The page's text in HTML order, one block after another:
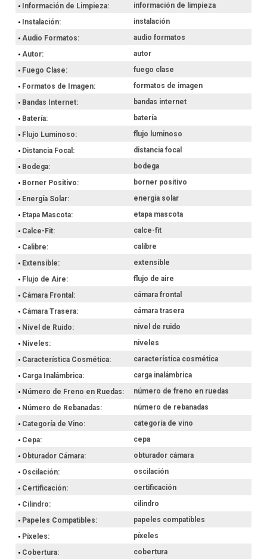
Información de Limpieza
información de limpieza
Instalación
instalación
Audio Formatos
audio formatos
Autor
autor
Fuego Clase
fuego clase
Formatos de Imagen
formatos de imagen
Bandas Internet
bandas internet
Batería
batería
Flujo Luminoso
flujo luminoso
Distancia Focal
distancia focal
Bodega
bodega
Borner Positivo
borner positivo
Energía Solar
energía solar
Etapa Mascota
etapa mascota
Calce-Fit
calce-fit
Calibre
calibre
Extensible
extensible
Flujo de Aire
flujo de aire
Cámara Frontal
cámara frontal
Cámara Trasera
cámara trasera
Nivel de Ruido
nivel de ruido
Niveles
niveles
Característica Cosmética
característica cosmética
Carga Inalámbrica
carga inalámbrica
Número de Freno en Ruedas
número de freno en ruedas
Número de Rebanadas
número de rebanadas
Categoría de Vino
categoría de vino
Cepa
cepa
Obturador Cámara
obturador cámara
Oscilación
oscilación
Certificación
certificación
Cilindro
cilindro
Papeles Compatibles
papeles compatibles
Píxeles
píxeles
Cobertura
cobertura